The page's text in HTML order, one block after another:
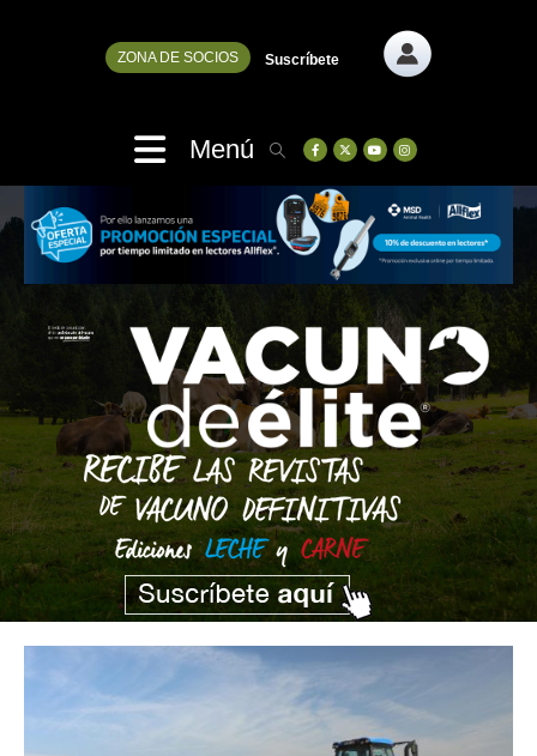
ZONA DE SOCIOS Suscríbete
Menú